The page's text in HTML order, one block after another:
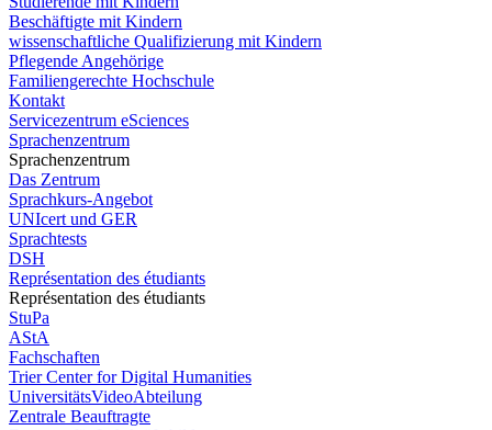
Beschäftigte mit Kindern
wissenschaftliche Qualifizierung mit Kindern
Pflegende Angehörige
Familiengerechte Hochschule
Kontakt
Servicezentrum eSciences
Sprachenzentrum
Sprachenzentrum
Das Zentrum
Sprachkurs-Angebot
UNIcert und GER
Sprachtests
DSH
Représentation des étudiants
Représentation des étudiants
StuPa
AStA
Fachschaften
Trier Center for Digital Humanities
UniversitätsVideoAbteilung
Zentrale Beauftragte